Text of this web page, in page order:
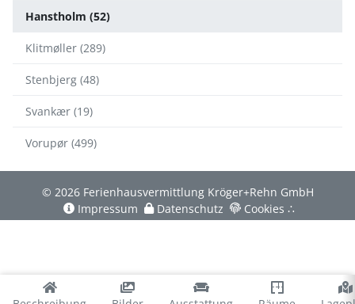
Hanstholm (52)
Klitmøller (289)
Stenbjerg (48)
Svankær (19)
Vorupør (499)
© 2026 Ferienhausvermittlung Kröger+Rehn GmbH
Impressum
Datenschutz Cookies ∴